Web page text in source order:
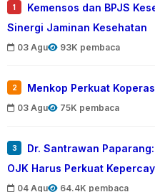
1
Kemensos dan BPJS
Sinergi Jaminan Kesehatan
03 Agu 93K pembaca
2 Menkop Perkuat
03 Agu 75K pembaca
3
Dr. Santrawan
OJK Harus Perkuat
04 Agu 64.4K pembaca